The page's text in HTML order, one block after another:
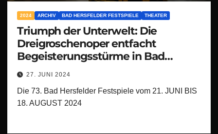
2024 ARCHIV BAD HERSFELDER FESTSPIELE THEATER
Triumph der Unterwelt: Die
Dreigroschenoper entfacht
Begeisterungsstürme in Bad
Hersfeld!
27. JUNI 2024
Die 73. Bad Hersfelder Festspiele vom 21. JUNI BIS
18. AUGUST 2024